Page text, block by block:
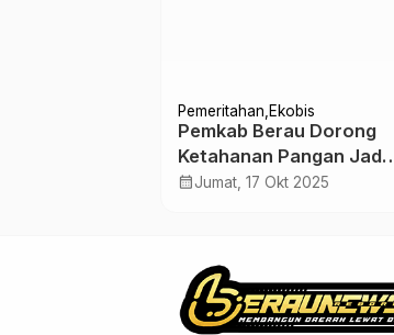
Pemeritahan Ekobis
Pemkab Berau Dorong
Ketahanan Pangan Jadi
Fondasi Transisi Ekonomi
calendar_monthJumat, 17 Okt 2025